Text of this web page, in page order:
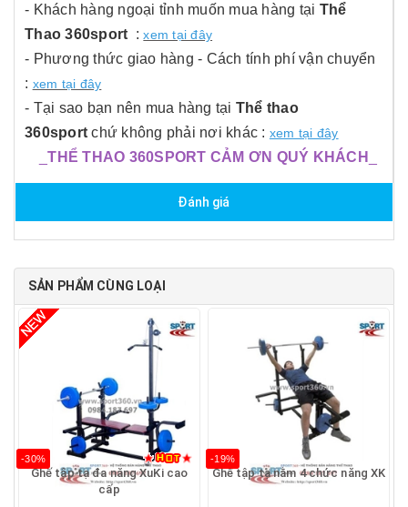
- Khách hàng ngoại tỉnh muốn mua hàng tại Thể
Thao 360sport :xem tại đây
- Phương thức giao hàng - Cách tính phí vận chuyển
: xem tại đây
- Tại sao bạn nên mua hàng tại Thể thao
360sport chứ không phải nơi khác : xem tại đây
_THỂ THAO 360SPORT CẢM ƠN QUÝ KHÁCH
Đánh giá
SẢN PHẨM CÙNG LOẠI
-30%
Ghế tập tạ đa năng XuKi cao
cấp
-19%
Ghế tập tạ nằm 4 chức năng XK